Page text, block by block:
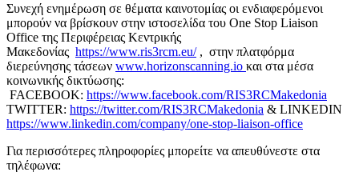
Συνεχή ενημέρωση σε θέματα καινοτομίας οι ενδιαφερόμενοι
μπορούν να βρίσκουν στην ιστοσελίδα του One Stop Liaison
Office της Περιφέρειας Κεντρικής
Μακεδονίας https://www.ris3rcm.eu/, στην πλατφόρμα
διερεύνησης τάσεων www.horizonscanning.io και στα μέσα
κοινωνικής δικτύωσης:
FACEBOOK: https://www.facebook.com/RIS3RCMakedonia
TWITTER: https://twitter.com/RIS3RCMakedonia & LINKEDIN
https://www.linkedin.com/company/one-stop-liaison-office
Για περισσότερες πληροφορίες μπορείτε να απευθύνεστε στα
τηλέφωνα: